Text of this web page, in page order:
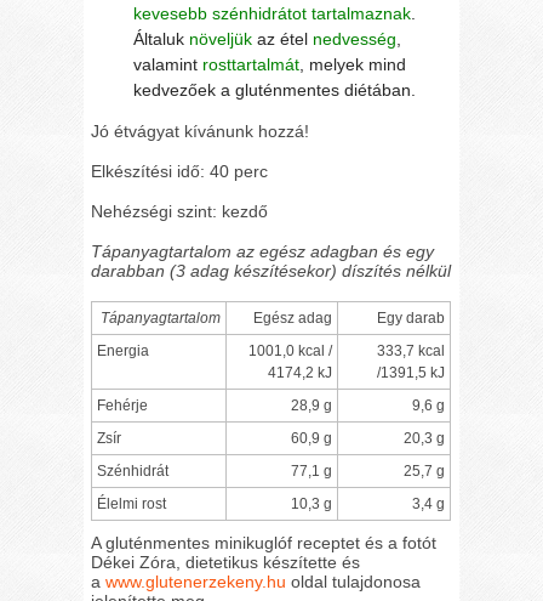
kevesebb szénhidrátot tartalmaznak.
Általuk növeljük az étel nedvesség,
valamint rosttartalmát, melyek mind
kedvezőek a gluténmentes diétában.
Jó étvágyat kívánunk hozzá!
Elkészítési idő: 40 perc
Nehézségi szint: kezdő
Tápanyagtartalom az egész adagban és egy
darabban (3 adag készítésekor) díszítés nélkül
Tápanyagtartalom Egész adag
Egy darab
Energia
1001,0 kcal /
4174,2 kJ
333,7 kcal
/1391,5 kJ
Fehérje
28,9 g
9,6 g
Zsír
60,9 g
20,3 g
Szénhidrát
77,1 g
25,7 g
Élelmi rost
10,3 g 3,4 g
A gluténmentes minikuglóf receptet és a fotót
Dékei Zóra, dietetikus készítette és
awww.glutenerzekeny.hu oldal tulajdonosa